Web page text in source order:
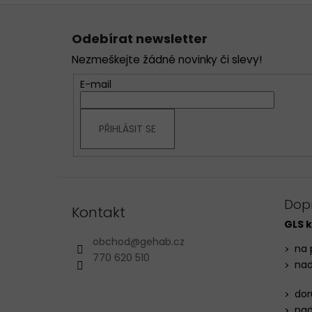
Odebírat newsletter
Nezmeškejte žádné novinky či slevy!
E-mail
PŘIHLÁSIT SE
Kontakt
obchod@gehab.cz
770 620 510
GLS
na